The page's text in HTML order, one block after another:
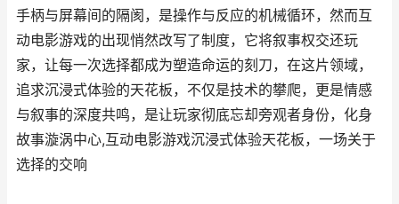
手柄与屏幕间的隔阂，是操作与反应的机械循环，然而互
动电影游戏的出现悄然改写了制度，它将叙事权交还玩
家，让每一次选择都成为塑造命运的刻刀，在这片领域，
追求沉浸式体验的天花板，不仅是技术的攀爬，更是情感
与叙事的深度共鸣，是让玩家彻底忘却旁观者身份，化身
故事漩涡中心,互动电影游戏沉浸式体验天花板，一场关于
选择的交响